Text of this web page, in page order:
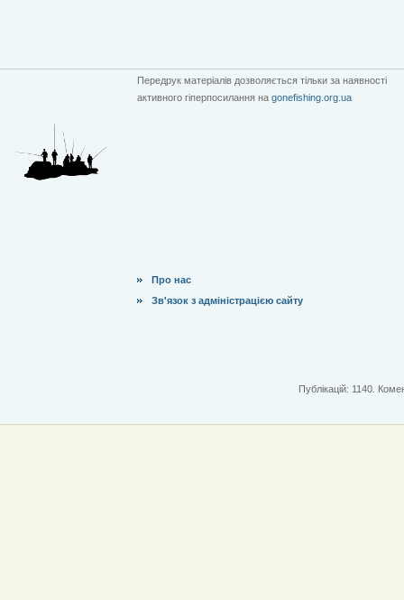
Передрук матеріалів дозволяється тільки за наявності
активного гіперпосилання на gonefishing.org.ua
Про нас
Зв'язок з адміністрацією сайту
Публікацій: 1140.